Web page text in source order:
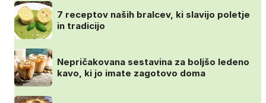
7 receptov naših bralcev, ki slavijo poletje
in tradicijo
Nepričakovana sestavina za boljšo ledeno
kavo, ki jo imate zagotovo doma